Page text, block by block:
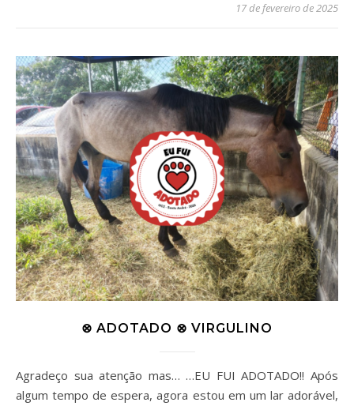
17 de fevereiro de 2025
⊗ ADOTADO ⊗ VIRGULINO
Agradeço sua atenção mas… …EU FUI ADOTADO!! Após
algum tempo de espera, agora estou em um lar adorável,